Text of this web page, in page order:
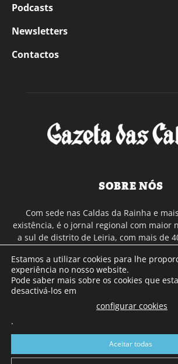
Podcasts
Newsletters
Contactos
SOBRE NÓS
Com sede nas Caldas da Rainha e
existência, é o jornal regional com maior
a sul de distrito de Leiria, com mais de
Continental e assinatura
SIGA-NOS
Estamos a utilizar cookies para lhe
experiência no nosso website.
Pode saber mais sobre os cookies que
desactivá-los em
configurar cookies
.
Aceitar todas